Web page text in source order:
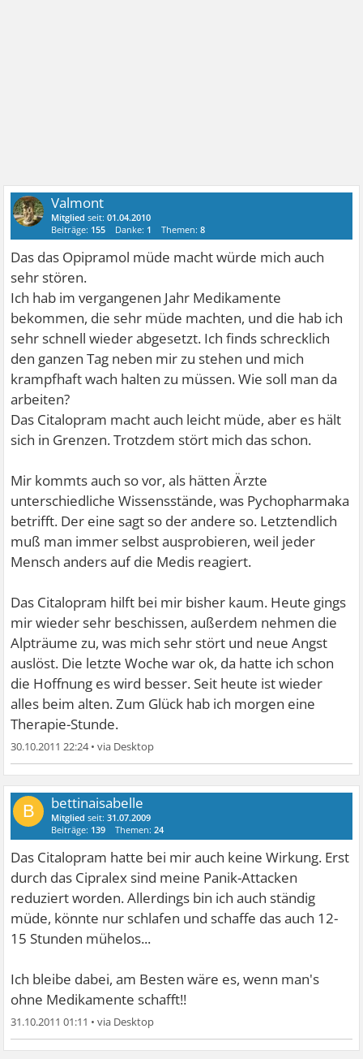
Valmont
Mitglied seit:01.04.2010
Beiträge: 155 Danke: 1 Themen:8
Das das Opipramol müde macht würde mich auch
sehr stören.
Ich hab im vergangenen Jahr Medikamente
bekommen, die sehr müde machten, und die hab ich
sehr schnell wieder abgesetzt. Ich finds schrecklich
den ganzen Tag neben mir zu stehen und mich
krampfhaft wach halten zu müssen. Wie soll man da
arbeiten?
Das Citalopram macht auch leicht müde, aber es hält
sich in Grenzen. Trotzdem stört mich das schon.
Mir kommts auch so vor, als hätten Ärzte
unterschiedliche Wissensstände, was Pychopharmaka
betrifft. Der eine sagt so der andere so. Letztendlich
muß man immer selbst ausprobieren, weil jeder
Mensch anders auf die Medis reagiert.
Das Citalopram hilft bei mir bisher kaum. Heute gings
mir wieder sehr beschissen, außerdem nehmen die
Alpträume zu, was mich sehr stört und neue Angst
auslöst. Die letzte Woche war ok, da hatte ich schon
die Hoffnung es wird besser. Seit heute ist wieder
alles beim alten. Zum Glück hab ich morgen eine
Therapie-Stunde.
30.10.2011 22:24•
B bettinaisabelle
Mitglied seit:31.07.2009
Beiträge: 139 Themen:24
Das Citalopram hatte bei mir auch keine Wirkung. Erst
durch das Cipralex sind meine Panik-Attacken
reduziert worden. Allerdings bin ich auch ständig
müde, könnte nur schlafen und schaffe das auch 12-
15 Stunden mühelos...
Ich bleibe dabei, am Besten wäre es, wenn man's
ohne Medikamente schafft!!
31.10.2011 01:11 •